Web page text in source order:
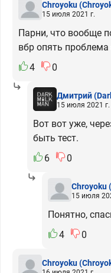
Chroyoku
15 июля 2021 г.
Парни, что вообще
вбр опять
4
0
Дмитрий
15 июля 2021 г.
Вот вот уже,
быть тест.
6
0
Chroyoku
15 июля
Понятно,
4
0
Chroyoku